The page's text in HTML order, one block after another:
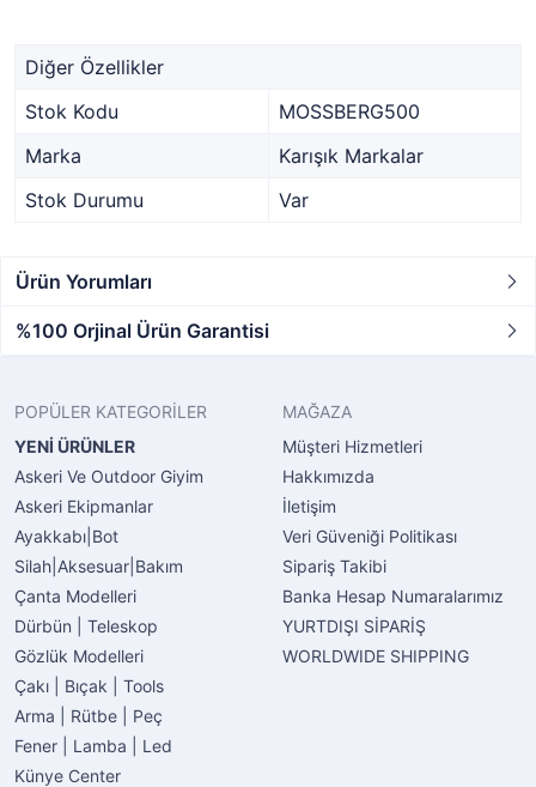
Diğer Özellikler
Stok Kodu
MOSSBERG500
Marka
Karışık Markalar
Stok Durumu
Var
Ürün Yorumları
%100 Orjinal Ürün Garantisi
POPÜLER KATEGORİLER
YENİ ÜRÜNLER
Askeri Ve Outdoor Giyim
Askeri Ekipmanlar
Ayakkabı|Bot
Silah|Aksesuar|Bakım
Çanta Modelleri
Dürbün | Teleskop
Gözlük Modelleri
Çakı | Bıçak | Tools
Arma | Rütbe | Peç
Fener | Lamba | Led
Künye Center
MAĞAZA
Müşteri Hizmetleri
Hakkımızda
İletişim
Veri Güveniği Politikası
Sipariş Takibi
Banka Hesap Numaralarımız
YURTDIŞI SİPARİŞ
WORLDWIDE SHIPPING